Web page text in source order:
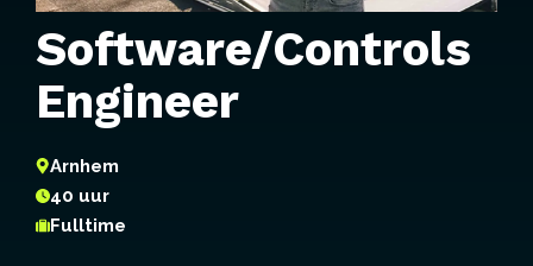
Software/Controls
Engineer
Arnhem
40 uur
Fulltime